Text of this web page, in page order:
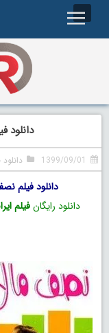
1399/09/01
دانلود فیلم
دانلود رایگانفیلم